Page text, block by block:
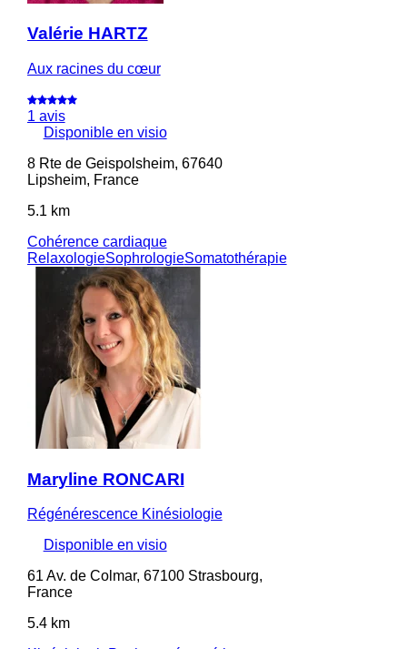
Valérie HARTZ
Aux racines du cœur
1 avis
Disponible en visio
8 Rte de Geispolsheim, 67640
Lipsheim, France
5.1 km
Cohérence cardiaque
RelaxologieSophrologieSomatothérapie
Maryline RONCARI
Régénérescence Kinésiologie
Disponible en visio
61 Av. de Colmar, 67100 Strasbourg,
France
5.4 km